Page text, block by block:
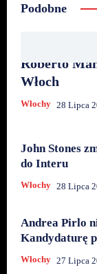
Podobne
Roberto
Włoch
Włochy 28 Lipca
John Stones
do Interu
Włochy 28 Lipca
Andrea Pirlo
Kandydaturę
Włochy 27 Lipca